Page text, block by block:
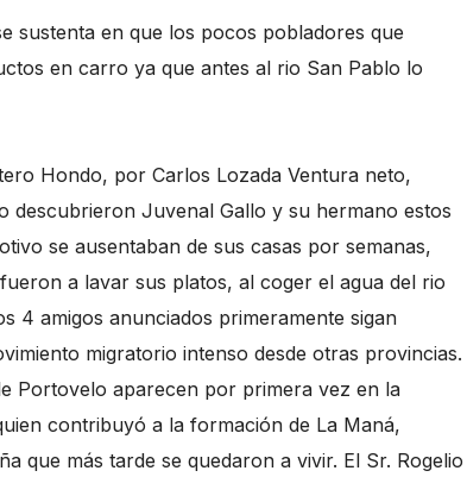
sustenta en que los pocos pobladores que
en carro ya que antes al rio San Pablo lo
Hondo, por Carlos Lozada Ventura neto,
Juvenal Gallo y su hermano estos
se ausentaban de sus casas por semanas,
a lavar sus platos, al coger el agua del rio
4 amigos anunciados primeramente sigan
migratorio intenso desde otras provincias.
Portovelo aparecen por primera vez en la
contribuyó a la formación de La Maná,
que más tarde se quedaron a vivir. El Sr. Rogelio